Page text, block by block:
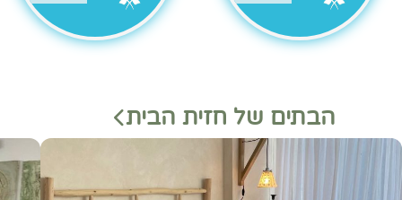
הבתים של חזית הבית